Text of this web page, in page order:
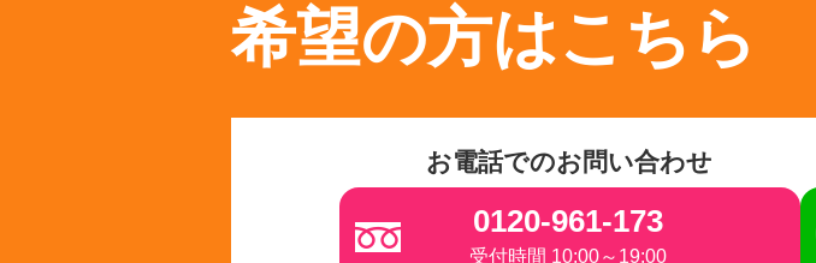
希望の方はこちら
お電話でのお問い合わせ
0120-961-173
受付時間 10:00～19:00